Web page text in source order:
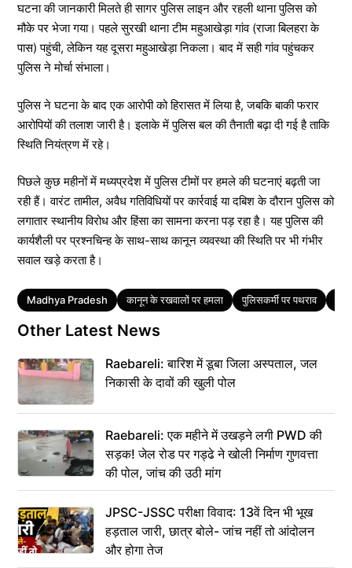
घटना की जानकारी मिलते ही सागर पुलिस लाइन और रहली थाना पुलिस को
मौके पर भेजा गया। पहले सुरखी थाना टीम महुआखेड़ा गांव (राजा बिलहरा के
पास) पहुंची, लेकिन यह दूसरा महुआखेड़ा निकला। बाद में सही गांव पहुंचकर
पुलिस ने मोर्चा संभाला।
पुलिस ने घटना के बाद एक आरोपी को हिरासत में लिया है, जबकि बाकी फरार
आरोपियों की तलाश जारी है। इलाके में पुलिस बल की तैनाती बढ़ा दी गई है ताकि
स्थिति नियंत्रण में रहे।
पिछले कुछ महीनों में मध्यप्रदेश में पुलिस टीमों पर हमले की घटनाएं बढ़ती जा
रही हैं। वारंट तामील, अवैध गतिविधियों पर कार्रवाई या दबिश के दौरान पुलिस को
लगातार स्थानीय विरोध और हिंसा का सामना करना पड़ रहा है। यह पुलिस की
कार्यशैली पर प्रश्नचिन्ह के साथ-साथ कानून व्यवस्था की स्थिति पर भी गंभीर
सवाल खड़े करता है।
Tags
Madhya Pradesh कानून के रखवालों पर हमला पुलिसकर्मी पर पथराव
Other Latest News
Raebareli: बारिश में डूबा जिला अस्पताल, जल
निकासी के दावों की खुली पोल
Raebareli: एक महीने में उखड़ने लगी PWD की
सड़क! जेल रोड पर गड्ढे ने खोली निर्माण गुणवत्ता
की पोल, जांच की उठी मांग
JPSC-JSSC परीक्षा विवाद: 13वें दिन भी भूख
हड़ताल जारी, छात्र बोले- जांच नहीं तो आंदोलन
और होगा तेज